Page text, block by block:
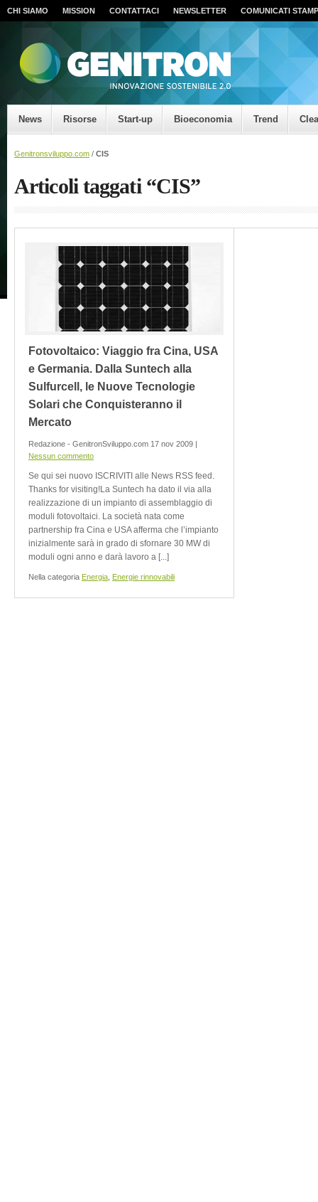
CHI SIAMO MISSION CONTATTACI NEWSLETTER COMUNICATI
News Risorse Start-up Bioeconomia Trend
Genitronsviluppo.com / CIS
Articoli taggati “CIS”
Fotovoltaico: Viaggio fra Cina, USA
e Germania. Dalla Suntech alla
Sulfurcell, le Nuove Tecnologie
Solari che Conquisteranno il
Mercato
Redazione - GenitronSviluppo.com 17 nov 2009 |
Nessun commento
Se qui sei nuovo ISCRIVITI alle News RSS feed.
Thanks for visiting!La Suntech ha dato il via alla
realizzazione di un impianto di assemblaggio di
moduli fotovoltaici. La società nata come
partnership fra Cina e USA afferma che l’impianto
inizialmente sarà in grado di sfornare 30 MW di
moduli ogni anno e darà lavoro a [...]
Nella categoria Energia Energie rinnovabili